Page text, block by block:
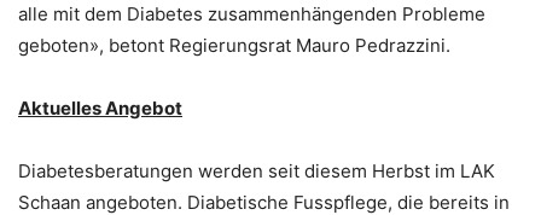
alle mit dem Diabetes zusammenhängenden Probleme
geboten», betont Regierungsrat Mauro Pedrazzini.
Aktuelles Angebot
Diabetesberatungen werden seit diesem Herbst im LAK
Schaan angeboten. Diabetische Fusspflege, die bereits in